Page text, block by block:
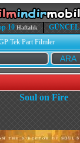
10 Haftalık GÜNCEL
Tek Part Filmler
Soul on Fire